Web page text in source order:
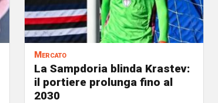
Mercato
La Sampdoria blinda Krastev:
il portiere prolunga fino al
2030